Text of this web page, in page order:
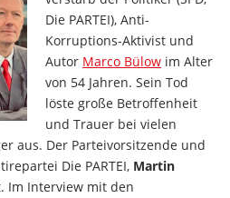
Die PARTEI), Anti-
Korruptions-Aktivist und
Autor Marco Bülow im Alter
von 54 Jahren. Sein Tod
löste große Betroffenheit
und Trauer bei vielen
aus. Der Parteivorsitzende und
Die PARTEI, Martin
Im Interview mit den